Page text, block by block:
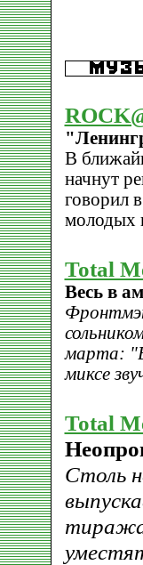
В
начнут
говорил
молодых
Total
Весь в
марта:
миксе
Total
Столь
тиража